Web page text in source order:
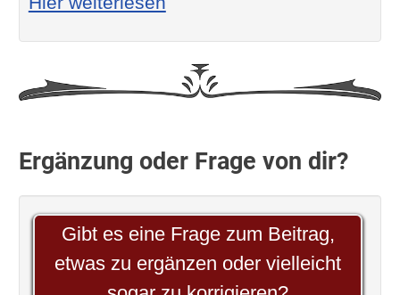
Ergänzung oder Frage von dir?
Gibt es eine Frage zum Beitrag,
etwas zu ergänzen oder vielleicht